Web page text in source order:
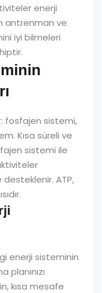
enerji
antrenman ve
iyi bilmeleri
fosfajen sistemi,
Kısa süreli ve
sistemi ile
ATP,
enerji sisteminin
kısa mesafe